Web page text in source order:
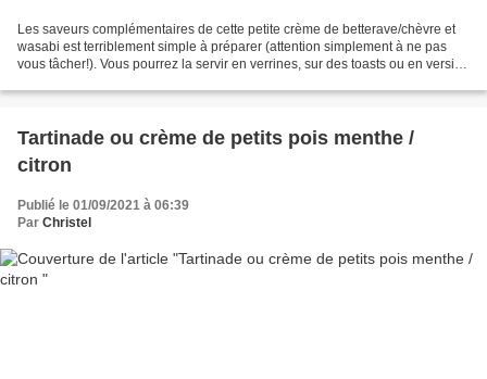
Les saveurs complémentaires de cette petite crème de betterave/chèvre et
wasabi est terriblement simple à préparer (attention simplement à ne pas
vous tâcher!). Vous pourrez la servir en verrines, sur des toasts ou en version
Tartinade ou crème de petits pois menthe /
citron
Publié le 01/09/2021 à 06:39
Par Christel